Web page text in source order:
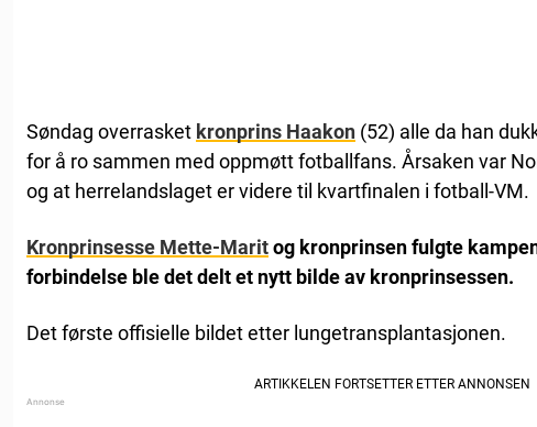
Søndag overrasket kronprins Haakon (52) alle da han
for å ro sammen med oppmøtt fotballfans. Årsaken var
og at herrelandslaget er videre til kvartfinalen i fotball-VM.
Kronprinsesse Mette-Maritog kronprinsen fulgte
forbindelse ble det delt et nytt bilde av kronprinsessen.
Det første offisielle bildet etter lungetransplantasjonen.